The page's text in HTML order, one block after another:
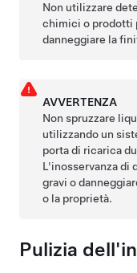
Non utilizzare
chimici o prodotti
danneggiare la
AVVERTENZA
Non spruzzare
utilizzando un
porta di ricarica
L'inosservanza di
gravi o
o la proprietà.
Pulizia